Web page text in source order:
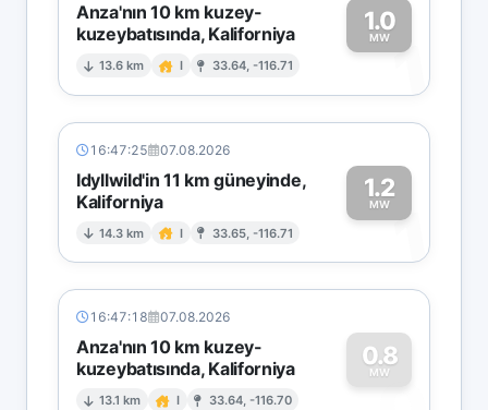
Anza'nın 10 km kuzey-
kuzeybatısında, Kaliforniya
13.6 km I 33.64, -116.71
1.0
MW1
16:47:25 07.08.2026
Idyllwild'in 11 km güneyinde,
Kaliforniya
14.3 km I 33.65, -116.71
1.2
MW1
16:47:18 07.08.2026
Anza'nın 10 km kuzey-
kuzeybatısında, Kaliforniya
13.1 km I 33.64, -116.70
0.8
MW